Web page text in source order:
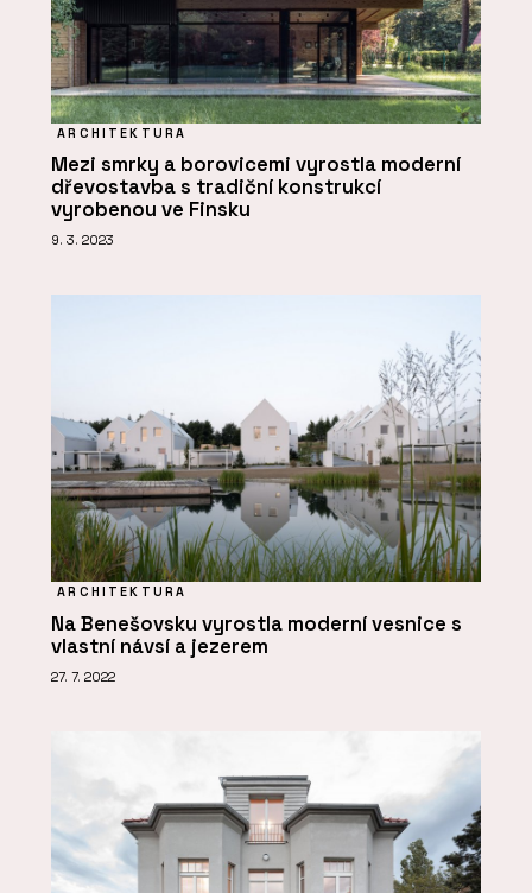
ARCHITEKTURA
Mezi smrky a borovicemi vyrostla moderní
dřevostavba s tradiční konstrukcí
vyrobenou ve Finsku
9. 3. 2023
ARCHITEKTURA
Na Benešovsku vyrostla moderní vesnice s
vlastní návsí a jezerem
27. 7. 2022